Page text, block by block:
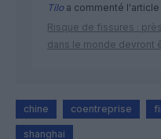
Tiloa commenté l'article
Risque de fissures :
dans le monde devront
chine coentreprise
shanghai